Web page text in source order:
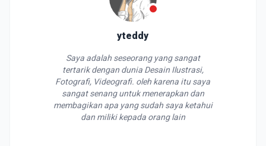
yteddy
Saya adalah seseorang yang sangat
tertarik dengan dunia Desain Ilustrasi,
Fotografi, Videografi. oleh karena itu saya
sangat senang untuk menerapkan dan
membagikan apa yang sudah saya ketahui
dan miliki kepada orang lain